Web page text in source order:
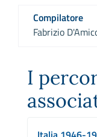
Compilatore
Fabrizio
I